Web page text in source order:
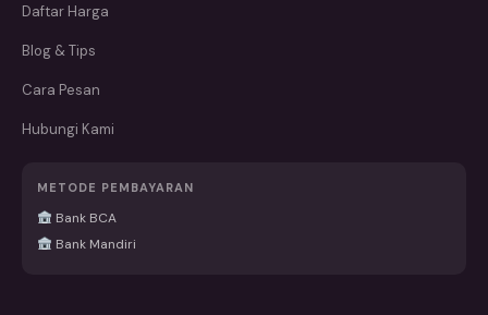
Daftar Harga
Blog & Tips
Cara Pesan
Hubungi Kami
METODE PEMBAYARAN
Bank BCA
Bank Mandiri